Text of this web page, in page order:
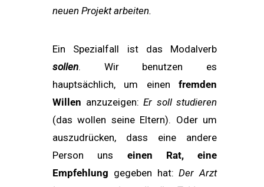
neuen Projekt arbeiten.
Ein Spezialfall ist das Modalverb
sollen. Wir benutzen es
hauptsächlich, um einen fremden
Willen anzuzeigen: Er soll studieren
(das wollen seine Eltern). Oder um
auszudrücken, dass eine andere
Person uns einen Rat, eine
Empfehlung gegeben hat:Der Arzt